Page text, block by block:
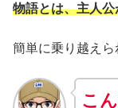
物語とは、主人
簡単に乗り越えら
こ